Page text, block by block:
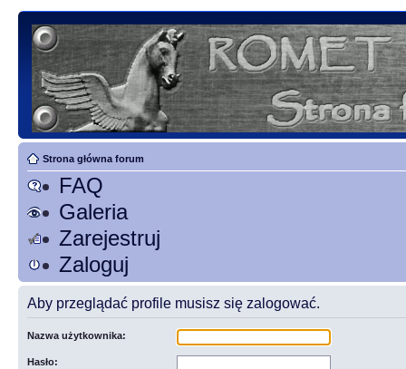
Strona główna forum
FAQ
Galeria
Zarejestruj
Zaloguj
Aby przeglądać profile musisz się zalogować.
Nazwa użytkownika:
Hasło: